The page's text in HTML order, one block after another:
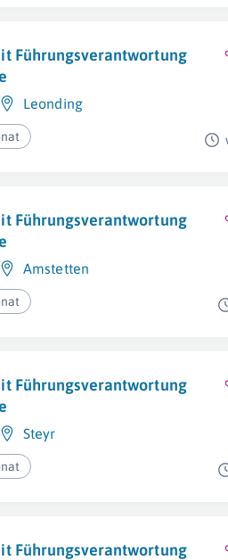
Führungsverantwortung
Leonding
Führungsverantwortung
Amstetten
Führungsverantwortung
Steyr
Führungsverantwortung